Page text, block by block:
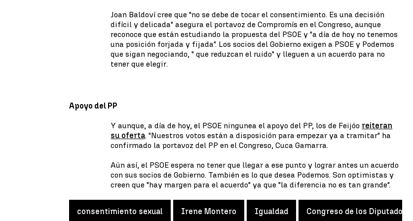
Joan Baldoví cree que "no se debe de tocar el consentimiento. Es una decisión
difícil y delicada" asegura el portavoz de Compromís en el Congreso, aunque
reconoce que están estudiando la propuesta del PSOE y "a día de hoy no tenemos
una posición forjada y fijada". Los socios del Gobierno exigen a PSOE y Podemos
que sigan negociando, " que reduzcan el ruido" y lleguen a un acuerdo para no
tener que elegir.
Apoyo del PP
Y aunque, a día de hoy, el PSOE ningunea el apoyo del PP, los de Feijóo reiteran
su oferta. "Nuestros votos están a disposición para empezar ya a tramitar" ha
confirmado la portavoz del PP en el Congreso, Cuca Gamarra.
Aún así, el PSOE espera no tener que llegar a ese punto y lograr antes un acuerdo
con sus socios de Gobierno. También es lo que desea Podemos. Son optimistas y
creen que "hay margen para el acuerdo" ya que "la diferencia no es tan grande".
consentimiento sexual Irene Montero Igualdad Congreso de los Diputados